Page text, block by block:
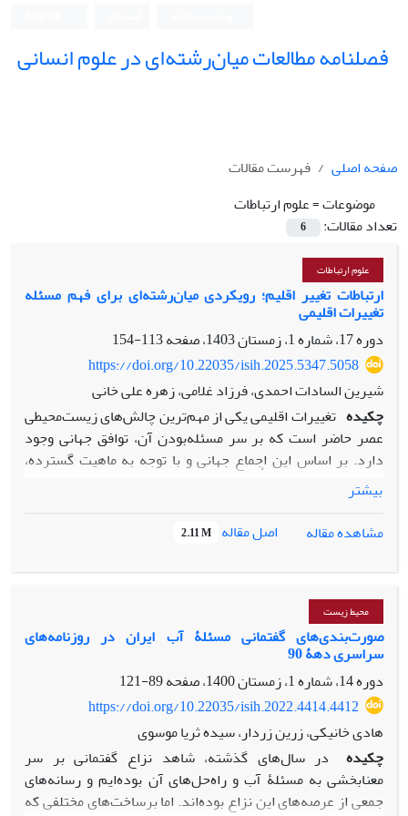
فصلنامه مطالعات میان‌رشته‌ای در علوم انسانی
صفحه اصلی
فهرست مقالات
موضوعات =علوم ارتباطات
تعداد مقالات:
6
علوم ارتباطات
ارتباطات تغییر اقلیم؛ رویکردی میان‌رشته‌ای برای فهم مسئله
تغییرات اقلیمی
دوره 17، شماره 1، زمستان 1403، صفحه
113-154
https://doi.org/10.22035/isih.2025.5347.5058
شیرین السادات احمدی، فرزاد غلامی، زهره علی خانی
چکیده تغییرات اقلیمی یکی از مهم‌ترین چالش‌های زیست‌محیطی
عصر حاضر است که بر سر مسئله‌بودن آن، توافق جهانی وجود
دارد. بر اساس این اجماع جهانی و با توجه به ماهیت گسترده،
چندلایه و درهم‌تنیدهٔ این معضل، علوم طبیعی به‌تنهایی قادر به
حل آن نخواهد بود و نیاز به نقش‌آفرینی علوم دیگر از جمله علوم
انسانی نیز دیده می‌شود. یکی از شاخه‌های علوم انسانی که
می‌تواند در این زمینه موثر واقع شود، علوم اجتماعی به معنای عام
و علوم ارتباطات به معنای خاص آن است. مسئلهٔ این پژوهش آن
میان‌رشته‌ای در علوم انسانی، به حل مسئلهٔ تغییرات اقلیمی کمک
نماید. بدین منظور، در این پژوهش ابتدا چیستی مسئلهٔ تغییرات
اقلیمی، ابعاد مختلف آن و به‌صورت خاص، بحث عدالت اقلیمی
مورد توجه قرار گرفته است. سپس اهمیت و جایگاه ارتباطات و
رسانه در مسئلهٔ تغییرات اقلیمی مورد بحث قرار گرفته است.
رسانه‌ها به‌عنوان واسطه‌ای میان دانش علمی، سیاستگذاران و
افکار عمومی، می‌توانند با طراحی موثر پیام‌های زیست‌محیطی،
به‌ویژه از طریق چارچوب‌بندی، ادراک عمومی از مسئلهٔ تغییرات
اقلیمی را شکل داده و سبب شوند شهروندان و سیاستگذاران این
مسئله را به‌عنوان یک تهدید جدی تلقی کنند. در نتیجه، حل این
بیشتر
مشاهده مقاله
اصل مقاله 2.11 M
محیط زیست
صورت‌بندی‌های گفتمانی مسئلۀ آب ایران در روزنامه‌های
سراسری دهۀ 90
دوره 14، شماره 1، زمستان 1400، صفحه
89-121
https://doi.org/10.22035/isih.2022.4414.4412
هادی خانیکی، زرین زردار، سیده ثریا موسوی
چکیده
در سال‌های گذشته، شاهد نزاع گفتمانی بر سر
معنابخشی به مسئلۀ آب و راه‌حل‌های آن بوده‌ایم و رسانه‌های
جمعی از عرصه‌های این نزاع بوده‌اند. اما برساخت‌های مختلفی که